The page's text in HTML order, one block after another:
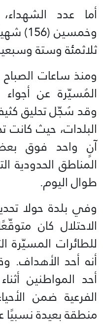
أما عدد
ثلاثمئة وستة وسبعين (376)
ومنذ ساعات الصباح
المُسيّرة عن أجواء
وقد سُجّل تحليق
البلدات، حيث
آنٍ واحد فوق
المناطق الحدودية
طوال اليوم.
وفي بلدة حولا
الاحتلال كان
للطائرات المسيّرة
أنه أحد الأهداف.
أحد المواطنين
الفرعية ضمن
منطقة بعيدة